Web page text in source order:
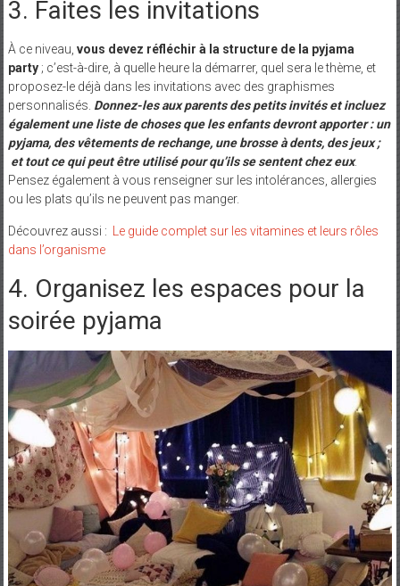
3. Faites les invitations
À ce niveau, vous devez réfléchir à la structure de la pyjama
party; c’est-à-dire, à quelle heure la démarrer, quel sera le thème, et
proposez-le déjà dans les invitations avec des graphismes
personnalisés. Donnez-les aux parents des petits invités et incluez
également une liste de choses que les enfants devront apporter : un
pyjama, des vêtements de rechange, une brosse à dents, des jeux ;
et tout ce qui peut être utilisé pour qu’ils se sentent chez eux.
Pensez également à vous renseigner sur les intolérances, allergies
ou les plats qu’ils ne peuvent pas manger.
Découvrez aussi :
Le guide complet sur les vitamines et leurs rôles
dans l’organisme
4. Organisez les espaces pour la
soirée pyjama